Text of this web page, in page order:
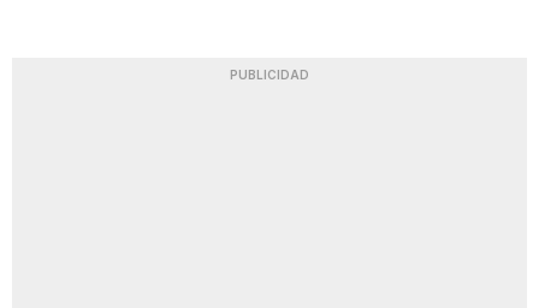
PUBLICIDAD